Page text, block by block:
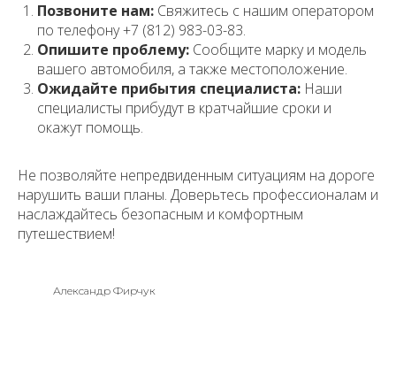
Позвоните нам: Свяжитесь с нашим оператором
по телефону +7 (812) 983-03-83.
Опишите проблему: Сообщите марку и модель
вашего автомобиля, а также местоположение.
Ожидайте прибытия специалиста: Наши
специалисты прибудут в кратчайшие сроки и
окажут помощь.
Не позволяйте непредвиденным ситуациям на дороге
нарушить ваши планы. Доверьтесь профессионалам и
наслаждайтесь безопасным и комфортным
путешествием!
Александр Фирчук